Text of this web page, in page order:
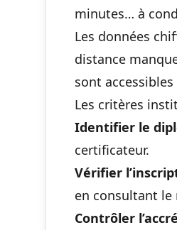
minutes… à
Les données
distance
sont
Les critères
Identifier le
certificateur.
Vérifier
en consultant
Contrôler